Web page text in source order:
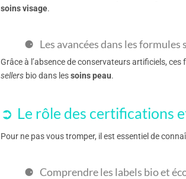
soins visage.
Les avancées dans les formules
Grâce à l’absence de conservateurs artificiels,
sellersbio dans lessoins peau.
Le rôle des certifications
Pour ne pas vous tromper, il est essentiel de
Comprendre les labels bio et